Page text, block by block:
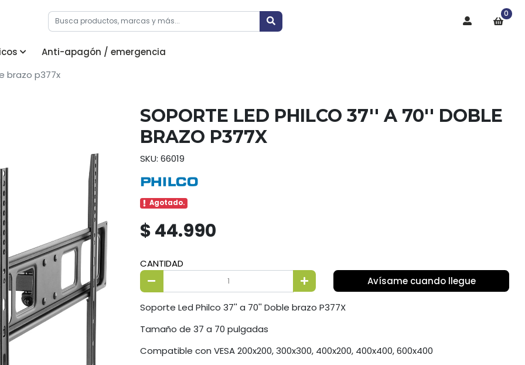
0
Anti-apagón / emergencia
brazo p377x
SOPORTE LED PHILCO 37'' A 70'' DOBLE
BRAZO P377X
SKU: 66019
Agotado.
$ 44.990
CANTIDAD
Avísame cuando llegue
Soporte Led Philco 37'' a 70'' Doble brazo P377X
Tamaño de 37 a 70 pulgadas
Compatible con VESA 200x200, 300x300, 400x200, 400x400, 600x400